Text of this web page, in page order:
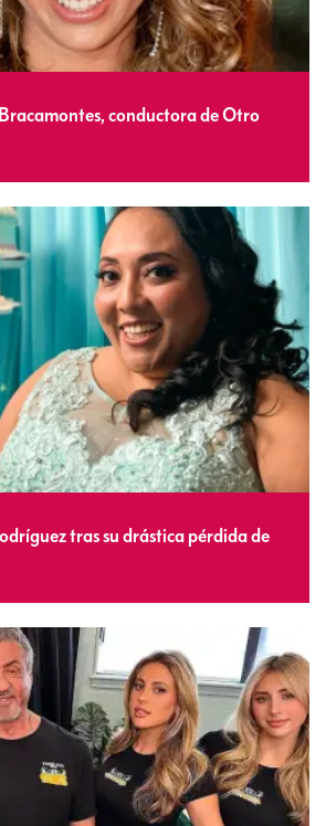
conductora de Otro
tras su drástica pérdida de